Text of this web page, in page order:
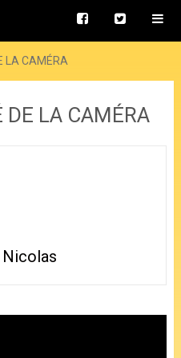
LA CAMÉRA
DE LA CAMÉRA
Nicolas